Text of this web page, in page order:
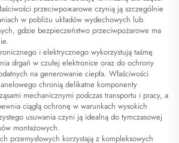
przeciwpожarowe czynią ją szczególnie
w pobliżu układów wydechowych lub
gdzie bezpieczeństwo przeciwpożarowe ma
i elektrycznego wykorzystują taśmę
drgań w czułej elektronice oraz do ochrony
na generowanie ciepła. Właściwości
chronią delikatne komponenty
mechanicznymi podczas transportu i pracy, a
ciągłą ochronę w warunkach wysokich
usuwania czyni ją idealną do tymczasowej
montażowych.
przemysłowych korzystają z kompleksowych